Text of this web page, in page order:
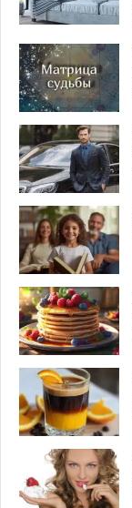
о
а
в
и
р
у
с
а